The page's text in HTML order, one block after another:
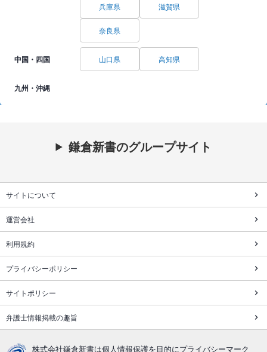
兵庫県 滋賀県
奈良県
中国・四国 山口県 高知県
九州・沖縄
鎌倉新書のグループサイト
サイトについて
運営会社
利用規約
プライバシーポリシー
サイトポリシー
弁護士情報掲載の趣旨
株式会社鎌倉新書は個人情報保護を目的にプライバシーマーク